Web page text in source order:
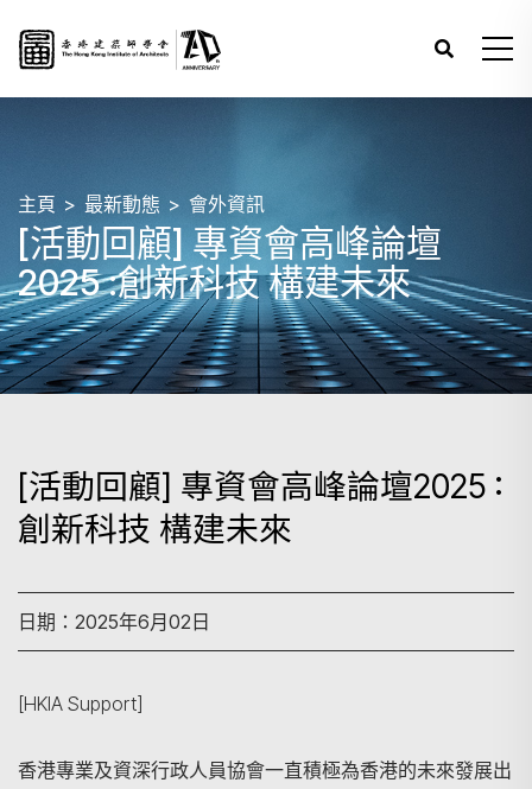
主頁 最新動態 會外資訊
[活動回顧] 專資會高峰論壇
2025 :創新科技 構建未來
[活動回顧] 專資會高峰論壇2025 :
創新科技 構建未來
日期：2025年6月02日
[HKIA Support]
香港專業及資深行政人員協會一直積極為香港的未來發展出